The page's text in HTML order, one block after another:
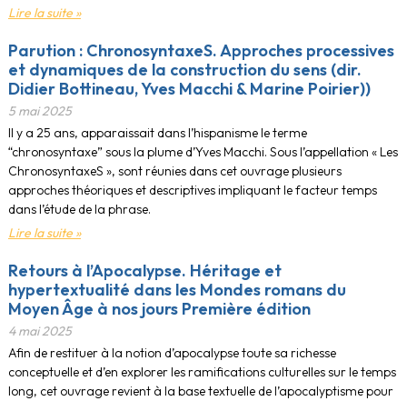
Lire la suite »
Parution : ChronosyntaxeS. Approches processives
et dynamiques de la construction du sens (dir.
Didier Bottineau, Yves Macchi & Marine Poirier))
5 mai 2025
Il y a 25 ans, apparaissait dans l’hispanisme le terme
“chronosyntaxe” sous la plume d’Yves Macchi. Sous l’appellation « Les
ChronosyntaxeS », sont réunies dans cet ouvrage plusieurs
approches théoriques et descriptives impliquant le facteur temps
dans l’étude de la phrase.
Lire la suite »
Retours à l’Apocalypse. Héritage et
hypertextualité dans les Mondes romans du
Moyen Âge à nos jours Première édition
4 mai 2025
Afin de restituer à la notion d’apocalypse toute sa richesse
conceptuelle et d’en explorer les ramifications culturelles sur le temps
long, cet ouvrage revient à la base textuelle de l’apocalyptisme pour